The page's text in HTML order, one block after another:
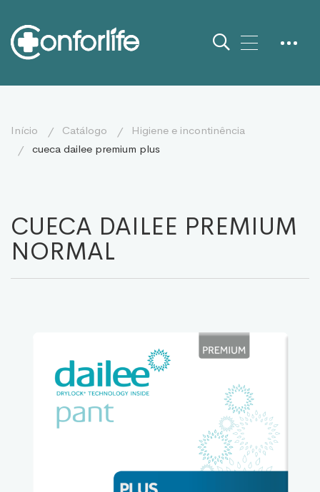
início catálogo
higiene e incontinência
cueca dailee premium plus
CUECA DAILEE PREMIUM
NORMAL